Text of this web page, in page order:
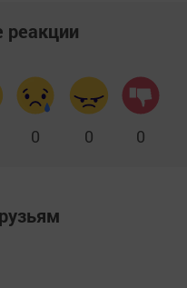
реакции
0 0 0